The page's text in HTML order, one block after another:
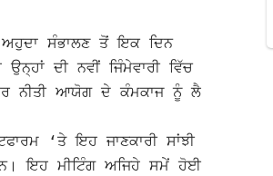
ਸੰਭਾਲਣ ਤੋਂ ਇਕ ਦਿਨ
ਦੀ ਨਵੀਂ ਜਿੰਮੇਵਾਰੀ ਵਿੱਚ
ਨੀਤੀ ਆਯੋਗ ਦੇ ਕੰਮਕਾਜ ਨੂੰ ਲੈ
‘ਤੇ ਇਹ ਜਾਣਕਾਰੀ ਸਾਂਝੀ
ਇਹ ਮੀਟਿੰਗ ਅਜਿਹੇ ਸਮੇਂ ਹੋਈ